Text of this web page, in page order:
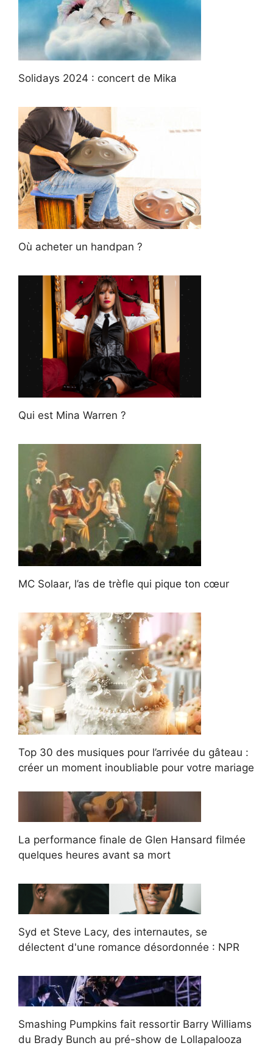
Solidays 2024 : concert de Mika
Où acheter un handpan ?
Qui est Mina Warren ?
MC Solaar, l’as de trèfle qui pique ton cœur
Top 30 des musiques pour l’arrivée du gâteau :
créer un moment inoubliable pour votre mariage
La performance finale de Glen Hansard filmée
quelques heures avant sa mort
Syd et Steve Lacy, des internautes, se
délectent d'une romance désordonnée : NPR
Smashing Pumpkins fait ressortir Barry Williams
du Brady Bunch au pré-show de Lollapalooza